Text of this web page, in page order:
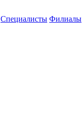
Специалисты Филиалы